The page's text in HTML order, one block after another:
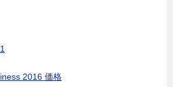
2016 価格